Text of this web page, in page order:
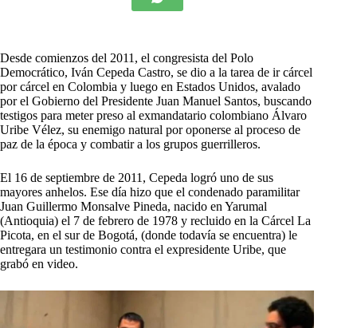
Desde comienzos del 2011, el congresista del Polo
Democrático, Iván Cepeda Castro, se dio a la tarea de ir cárcel
por cárcel en Colombia y luego en Estados Unidos, avalado
por el Gobierno del Presidente Juan Manuel Santos, buscando
testigos para meter preso al exmandatario colombiano Álvaro
Uribe Vélez, su enemigo natural por oponerse al proceso de
paz de la época y combatir a los grupos guerrilleros.
El 16 de septiembre de 2011, Cepeda logró uno de sus
mayores anhelos. Ese día hizo que el condenado paramilitar
Juan Guillermo Monsalve Pineda, nacido en Yarumal
(Antioquia) el 7 de febrero de 1978 y recluido en la Cárcel La
Picota, en el sur de Bogotá, (donde todavía se encuentra) le
entregara un testimonio contra el expresidente Uribe, que
grabó en video.